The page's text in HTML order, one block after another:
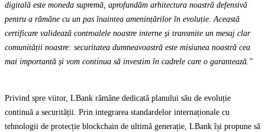
digitală este moneda supremă, aprofundăm arhitectura noastră defensivă
pentru a rămâne cu un pas înaintea amenințărilor în evoluție. Această
certificare validează controalele noastre interne și transmite un mesaj clar
comunității noastre: securitatea dumneavoastră este misiunea noastră cea
mai importantă și vom continua să investim în cadrele care o garantează."
Privind spre viitor, LBank rămâne dedicată planului său de evoluție
continuă a securității. Prin integrarea standardelor internaționale cu
tehnologii de protecție blockchain de ultimă generație, LBank își propune să